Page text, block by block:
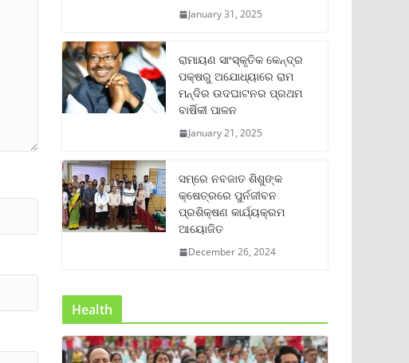
January 31, 2025
ରାମାୟଣ ସାଂସ୍କୃତିକ କେନ୍ଦ୍ର
ପକ୍ଷରୁ ଅଯୋଧ୍ୟାରେ ରାମ
ମନ୍ଦିର ଉଦଘାଟନର ପ୍ରଥମ
ବାର୍ଷିକୀ ପାଳନ
January 21, 2025
ସମ୍‌ରେ ନବଜାତ ଶିଶୁଙ୍କ
କ୍ଷେତ୍ରରେ ପୁର୍ନଜୀବନ
ପ୍ରଶିକ୍ଷଣ କାର୍ଯ୍ୟକ୍ରମ
ଆୟୋଜିତ
December 26, 2024
Health